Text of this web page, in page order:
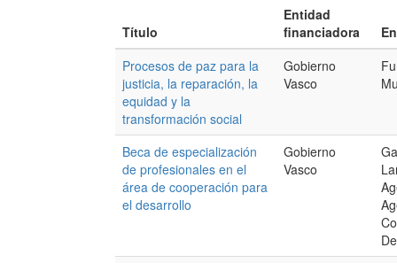
Título
Entidad
financiadora
Procesos de paz para la
justicia, la reparación, la
equidad y la
transformación social
Gobierno
Vasco
Beca de especialización
de profesionales en el
área de cooperación para
el desarrollo
Gobierno
Vasco